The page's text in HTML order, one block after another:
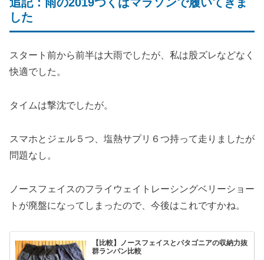
追記：雨の2019つくばマラソンで履いてきま
した
スタート前から前半は大雨でしたが、私は股ズレなどなく
快適でした。
タイムは撃沈でしたが。
スマホとジェル５つ、塩熱サプリ６つ持って走りましたが
問題なし。
ノースフェイスのフライウェイトレーシングベリーショー
トが廃盤になってしまったので、今後はこれですかね。
【比較】ノースフェイスとパタゴニアの収納力抜
群ランパン比較